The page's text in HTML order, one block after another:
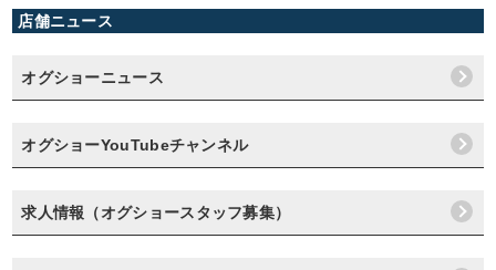
店舗ニュース
オグショーニュース
オグショーYouTubeチャンネル
求人情報（オグショースタッフ募集）